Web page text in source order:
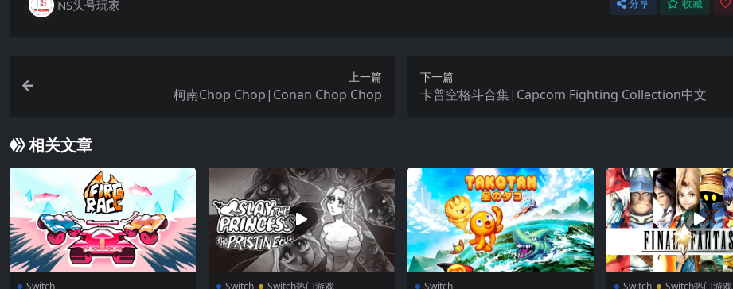
NS头号玩家 分享 收藏
上一篇
柯南Chop Chop|Conan Chop Chop
下一篇
卡普空格斗合集|Capcom Fighting Collection中文
相关文章